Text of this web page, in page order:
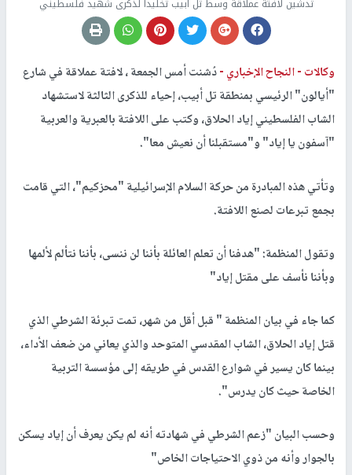
تدشين لافتة عملاقة وسط تل أبيب تخليدا لذكرى شهيد فلسطيني
وكالات -النجاح الإخباري -دُشنت أمس الجمعة ، لافتة عملاقة في شارع
"أيالون" الرئيسي بمنطقة تل أبيب، إحياء للذكرى الثالثة لاستشهاد
الشاب الفلسطيني إياد الحلاق، وكتب على اللافتة بالعبرية والعربية
"آسفون يا إياد" و"مستقبلنا أن نعيش معا".
وتأتي هذه المبادرة من حركة السلام الإسرائيلية "محزكيم"، التي قامت
بجمع تبرعات لصنع اللافتة.
وتقول المنظمة: "هدفنا أن تعلم العائلة بأننا لن ننسى، بأننا نتألم لألمها
وبأننا نأسف على مقتل إياد"
كما جاء في بيان المنظمة " قبل أقل من شهر، تمت تبرئة الشرطي الذي
قتل إياد الحلاق، الشاب المقدسي المتوحد والذي يعاني من ضعف الأداء،
بينما كان يسير في شوارع القدس في طريقه إلى مؤسسة التربية
الخاصة حيث كان يدرس".
وحسب البيان "زعم الشرطي في شهادته أنه لم يكن يعرف أن إياد يسكن
بالجوار وأنه من ذوي الاحتياجات الخاص"